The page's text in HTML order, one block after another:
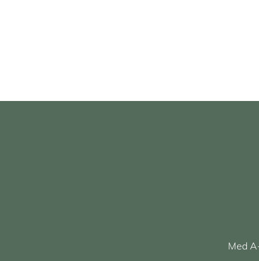
Med